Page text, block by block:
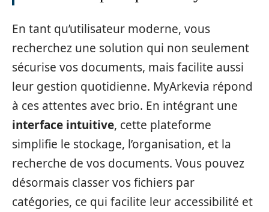
En tant qu’utilisateur moderne, vous
recherchez une solution qui non seulement
sécurise vos documents, mais facilite aussi
leur gestion quotidienne. MyArkevia répond
à ces attentes avec brio. En intégrant une
interface intuitive, cette plateforme
simplifie le stockage, l’organisation, et la
recherche de vos documents. Vous pouvez
désormais classer vos fichiers par
catégories, ce qui facilite leur accessibilité et